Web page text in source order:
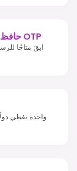
حافظ على الوصول إلى واتساب و OTP
ابقَ متاحًا